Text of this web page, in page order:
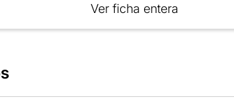
Ver ficha entera